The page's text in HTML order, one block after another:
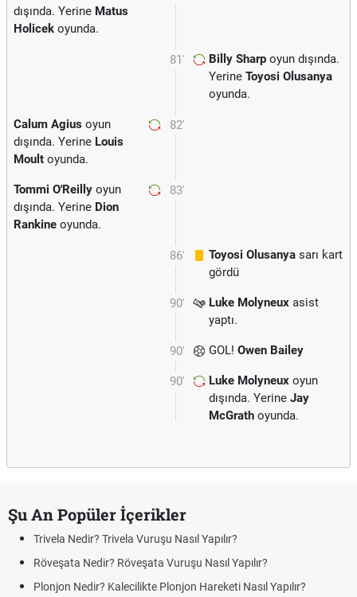
dışında. Yerine Matus
Holicek oyunda.
81' Billy Sharp oyun dışında.
Yerine Toyosi Olusanya
oyunda.
82'
Calum Agius oyun
dışında. Yerine Louis
Moult oyunda.
83'
Tommi O'Reilly oyun
dışında. Yerine Dion
Rankine oyunda.
86' Toyosi Olusanya sarı kart
gördü
90' Luke Molyneux asist
yaptı.
90' GOL! Owen Bailey
90' Luke Molyneux oyun
dışında. Yerine Jay
McGrath oyunda.
Şu An Popüler İçerikler
Trivela Nedir? Trivela Vuruşu Nasıl Yapılır?
Röveşata Nedir? Röveşata Vuruşu Nasıl Yapılır?
Plonjon Nedir? Kalecilikte Plonjon Hareketi Nasıl Yapılır?